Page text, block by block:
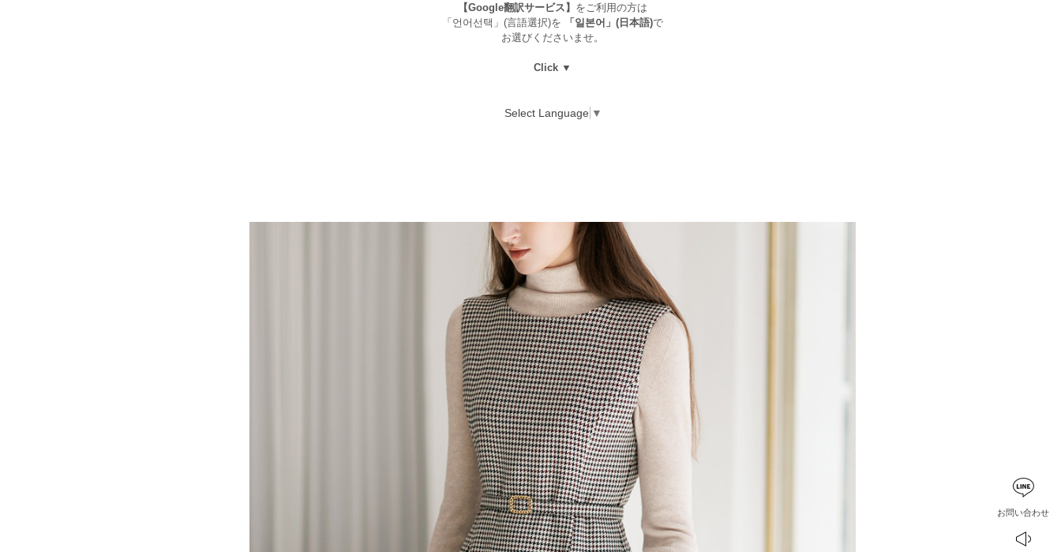
お問い合わせ
【Google翻訳サービス】 をご利用の方は
「언어선택」(言語選択)を
「일본어」(日本語)で
お選びくださいませ。
Click ▼
Select Language ▼